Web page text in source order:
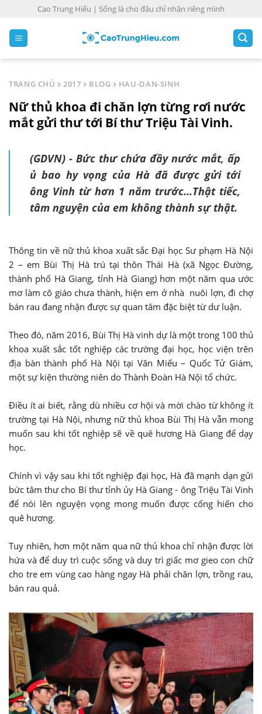
Cao Trung Hiếu | Sống là cho đâu chỉ nhận riêng mình
TRANG CHỦ 2017 BLOG HAU-DAN-SINH
Nữ thủ khoa đi chăn lợn từng rơi nước
mắt gửi thư tới Bí thư Triệu Tài Vinh.
(GDVN) - Bức thư chứa đầy nước mắt, ấp
ủ bao hy vọng của Hà đã được gửi tới
ông Vinh từ hơn 1 năm trước...Thật tiếc,
tâm nguyện của em không thành sự thật.
Thông tin về nữ thủ khoa xuất sắc Đại học Sư phạm Hà Nội
2 – em Bùi Thị Hà trú tại thôn Thái Hà (xã Ngọc Đường,
thành phố Hà Giang, tỉnh Hà Giang) hơn một năm qua ước
mơ làm cô giáo chưa thành, hiện em ở nhà nuôi lợn, đi chợ
bán rau đang nhận được sự quan tâm đặc biệt từ dư luận.
Theo đó, năm 2016, Bùi Thị Hà vinh dự là một trong 100 thủ
khoa xuất sắc tốt nghiệp các trường đại học, học viện trên
địa bàn thành phố Hà Nội tại Văn Miếu – Quốc Tử Giám,
một sự kiện thường niên do Thành Đoàn Hà Nội tổ chức.
Điều ít ai biết, rằng dù nhiều cơ hội và mời chào từ không ít
trường tại Hà Nội, nhưng nữ thủ khoa Bùi Thị Hà vẫn mong
muốn sau khi tốt nghiệp sẽ về quê hương Hà Giang để dạy
học.
Chính vì vậy sau khi tốt nghiệp đại học, Hà đã mạnh dạn gửi
bức tâm thư cho Bí thư tỉnh ủy Hà Giang - ông Triệu Tài Vinh
để nói lên nguyện vọng mong muốn được cống hiến cho
quê hương.
Tuy nhiên, hơn một năm qua nữ thủ khoa chỉ nhận được lời
hứa và để duy trì cuộc sống và duy trì giấc mơ gieo con chữ
cho tre em vùng cao hàng ngay Hà phải chăn lợn, trồng rau,
bán rau quả.